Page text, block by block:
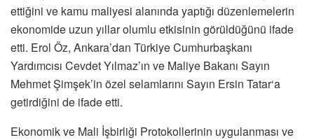
ettiğini ve kamu maliyesi alanında yaptığı düzenlemelerin
ekonomide uzun yıllar olumlu etkisinin görüldüğünü ifade
etti. Erol Öz, Ankara’dan Türkiye Cumhurbaşkanı
Yardımcısı Cevdet Yılmaz’ın ve Maliye Bakanı Sayın
Mehmet Şimşek’in özel selamlarını Sayın Ersin Tatar‘a
getirdiğini de ifade etti.
Ekonomik ve Mali İşbirliği Protokollerinin uygulanması ve